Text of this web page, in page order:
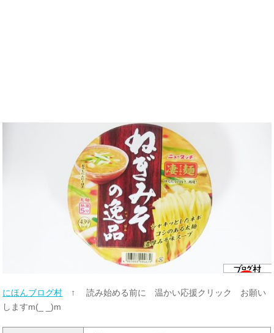
にほんブログ村 ↑ 読み始める前に 温かい応援クリック お願い
しますm(_ _)m